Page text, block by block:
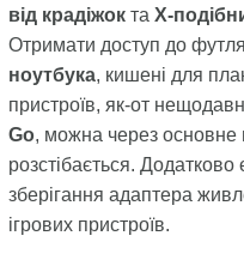
від крадіжокта X-
Отримати доступ до
ноутбука, кишені для
пристроїв, як-от
Go, можна через основне
розстібається. Додатково
зберігання адаптера
ігрових пристроїв.